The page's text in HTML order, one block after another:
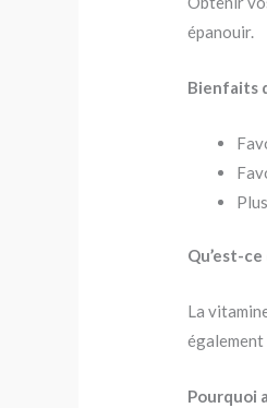
épanouir.
Bienfaits
Qu’est-
La
également
Pourquoi